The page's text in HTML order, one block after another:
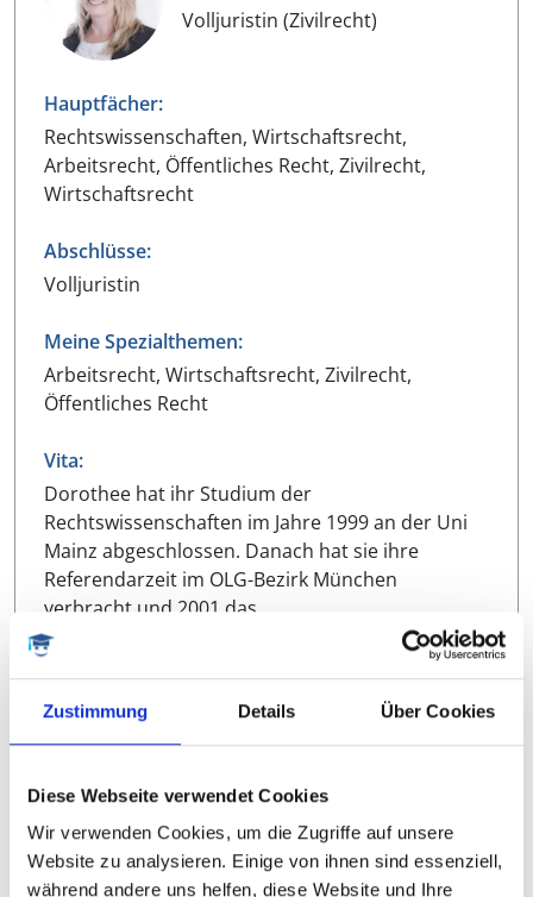
Zustimmung Details Über Cookies
Diese Webseite verwendet Cookies
Wir verwenden Cookies, um die Zugriffe auf unsere
Website zu analysieren. Einige von ihnen sind essenziell,
während andere uns helfen, diese Website und Ihre
Volljuristin (Zivilrecht)
Hauptfächer:
Rechtswissenschaften, Wirtschaftsrecht,
Arbeitsrecht, Öffentliches Recht, Zivilrecht,
Wirtschaftsrecht
Abschlüsse:
Volljuristin
Meine Spezialthemen:
Arbeitsrecht, Wirtschaftsrecht, Zivilrecht,
Öffentliches Recht
Vita:
Dorothee hat ihr Studium der
Rechtswissenschaften im Jahre 1999 an der Uni
Mainz abgeschlossen. Danach hat sie ihre
Referendarzeit im OLG-Bezirk München
verbracht und 2001 das…
Harald
Prof. Dr., med. Psychologe